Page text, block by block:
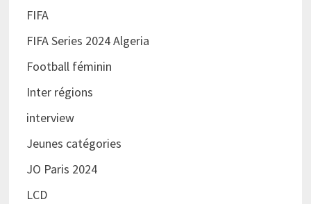
FIFA
FIFA Series 2024 Algeria
Football féminin
Inter régions
interview
Jeunes catégories
JO Paris 2024
LCD